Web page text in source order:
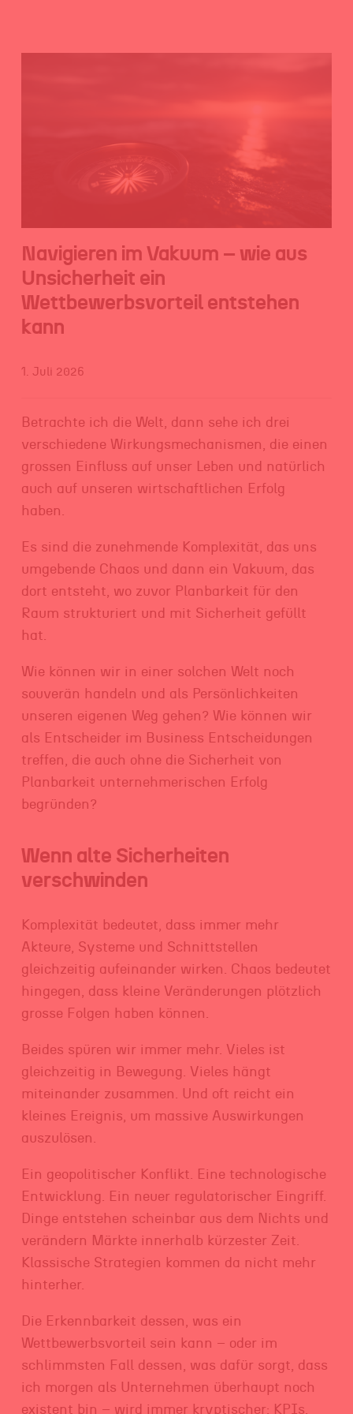
Navigieren im Vakuum – wie aus
Unsicherheit ein
Wettbewerbsvorteil entstehen
kann
1. Juli 2026
Betrachte ich die Welt, dann sehe ich drei
verschiedene Wirkungsmechanismen, die einen
grossen Einfluss auf unser Leben und natürlich
auch auf unseren wirtschaftlichen Erfolg
haben.
Es sind die zunehmende Komplexität, das uns
umgebende Chaos und dann ein Vakuum, das
dort entsteht, wo zuvor Planbarkeit für den
Raum strukturiert und mit Sicherheit gefüllt
hat.
Wie können wir in einer solchen Welt noch
souverän handeln und als Persönlichkeiten
unseren eigenen Weg gehen? Wie können wir
als Entscheider im Business Entscheidungen
treffen, die auch ohne die Sicherheit von
Planbarkeit unternehmerischen Erfolg
begründen?
Wenn alte Sicherheiten
verschwinden
Komplexität bedeutet, dass immer mehr
Akteure, Systeme und Schnittstellen
gleichzeitig aufeinander wirken. Chaos bedeutet
hingegen, dass kleine Veränderungen plötzlich
grosse Folgen haben können.
Beides spüren wir immer mehr. Vieles ist
gleichzeitig in Bewegung. Vieles hängt
miteinander zusammen. Und oft reicht ein
kleines Ereignis, um massive Auswirkungen
auszulösen.
Ein geopolitischer Konflikt. Eine technologische
Entwicklung. Ein neuer regulatorischer Eingriff.
Dinge entstehen scheinbar aus dem Nichts und
verändern Märkte innerhalb kürzester Zeit.
Klassische Strategien kommen da nicht mehr
hinterher.
Die Erkennbarkeit dessen, was ein
Wettbewerbsvorteil sein kann – oder im
schlimmsten Fall dessen, was dafür sorgt, dass
ich morgen als Unternehmen überhaupt noch
existent bin – wird immer kryptischer: KPIs,